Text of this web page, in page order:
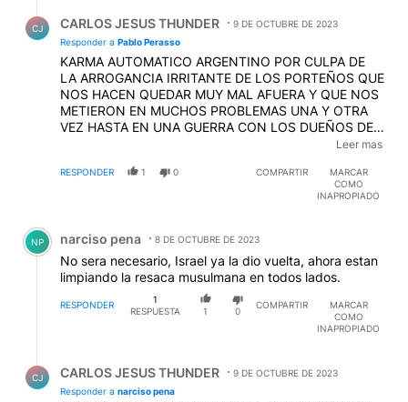
CJ CARLOS JESUS THUNDER
9 DE OCTUBRE DE 2023
Responder a Pablo Perasso
KARMA AUTOMATICO ARGENTINO POR CULPA DE
LA ARROGANCIA IRRITANTE DE LOS PORTEÑOS QUE
NOS HACEN QUEDAR MUY MAL AFUERA Y QUE NOS
METIERON EN MUCHOS PROBLEMAS UNA Y OTRA
VEZ HASTA EN UNA GUERRA CON LOS DUEÑOS DEL
PORTEÑOS POR ALGO MILEI SERA EL PROXIMO
EDITADO
Leer mas
RESPONDER 1 0 COMPARTIR
MARCAR
COMO
INAPROPIADO
Comentario de narciso pena.
NP narciso pena 8 DE OCTUBRE DE 2023
No sera necesario, Israel ya la dio vuelta, ahora estan
limpiando la resaca musulmana en todos lados.
RESPONDER
1
RESPUESTA
1 0
COMPARTIR
MARCAR
COMO
INAPROPIADO
CJ CARLOS JESUS THUNDER
9 DE OCTUBRE DE 2023
Responder a narciso pena